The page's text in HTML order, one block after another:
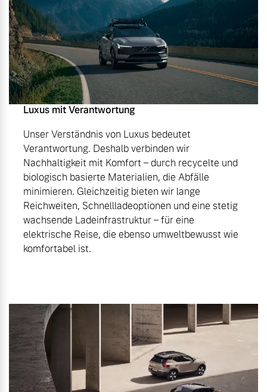
Luxus mit Verantwortung
Unser Verständnis von Luxus bedeutet
Verantwortung. Deshalb verbinden wir
Nachhaltigkeit mit Komfort – durch recycelte und
biologisch basierte Materialien, die Abfälle
minimieren. Gleichzeitig bieten wir lange
Reichweiten, Schnellladeoptionen und eine stetig
wachsende Ladeinfrastruktur – für eine
elektrische Reise, die ebenso umweltbewusst wie
komfortabel ist.